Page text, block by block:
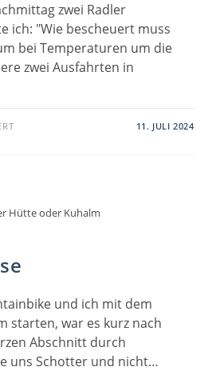
zwei Radler
ich: "Wie bescheuert muss
bei Temperaturen um die
zwei Ausfahrten in
FÜR
11. JULI 2024
Hütte oder Kuhalm
und ich mit dem
starten, war es kurz nach
Abschnitt durch
uns Schotter und nicht…